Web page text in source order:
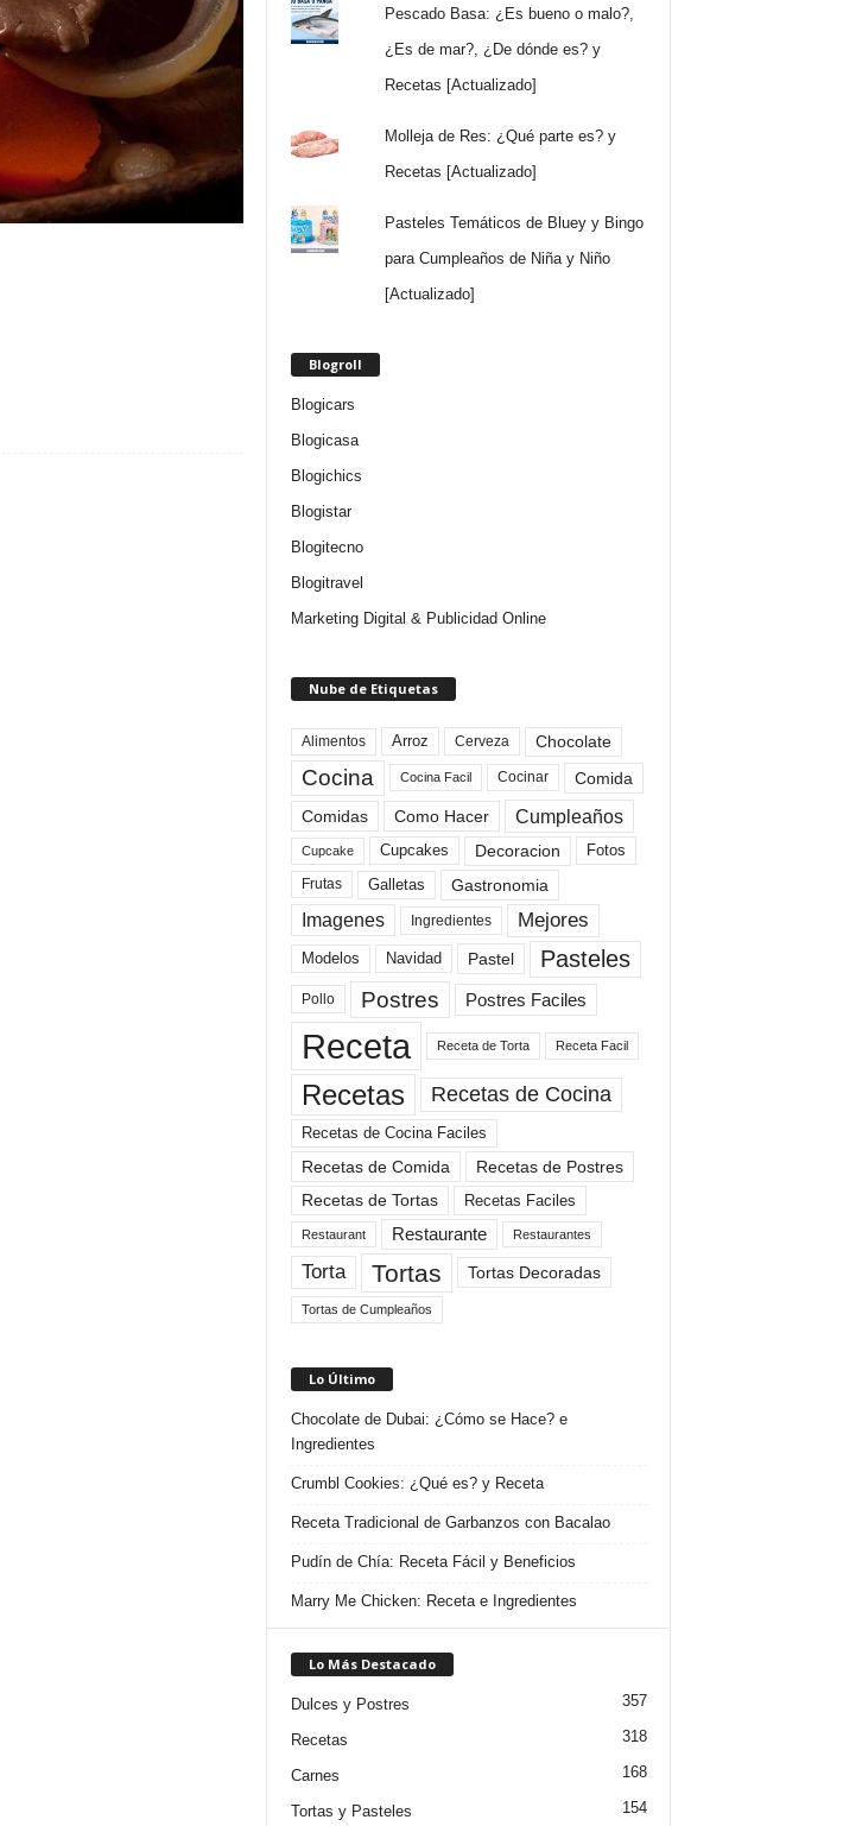
Pescado Basa: ¿Es bueno o malo?,
¿Es de mar?, ¿De dónde es? y
Recetas [Actualizado]
Molleja de Res: ¿Qué parte es? y
Recetas [Actualizado]
Pasteles Temáticos de Bluey y Bingo
para Cumpleaños de Niña y Niño
[Actualizado]
Blogroll
Blogicars
Blogicasa
Blogichics
Blogistar
Blogitecno
Blogitravel
Marketing Digital & Publicidad Online
Nube de Etiquetas
Alimentos Arroz Cerveza Chocolate
Cocina Cocina Facil Cocinar
Comida
Comidas
Como Hacer Cumpleaños
Cupcake Cupcakes Decoracion Fotos
Frutas Galletas Gastronomia
Imagenes Ingredientes Mejores
Modelos Navidad Pastel Pasteles
Pollo Postres Postres Faciles
Receta Receta de Torta Receta Facil
Recetas Recetas de Cocina
Recetas de Cocina Faciles
Recetas de Comida
Recetas de Postres
Recetas de Tortas
Recetas Faciles
Restaurant Restaurante Restaurantes
Torta Tortas Tortas Decoradas
Tortas de Cumpleaños
Lo Último
Chocolate de Dubai: ¿Cómo se Hace? e
Ingredientes
Crumbl Cookies: ¿Qué es? y Receta
Receta Tradicional de Garbanzos con Bacalao
Pudín de Chía: Receta Fácil y Beneficios
Marry Me Chicken: Receta e Ingredientes
Lo Más Destacado
Dulces y Postres 357
Recetas 318
Carnes 168
Tortas y Pasteles 154